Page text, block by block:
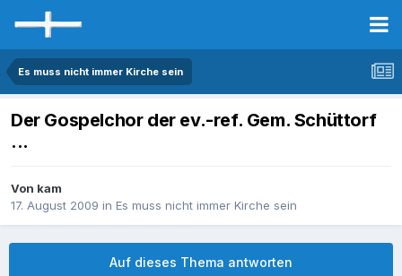
Es muss nicht immer Kirche sein
Der Gospelchor der ev.-ref. Gem. Schüttorf
...
Von kam
17. August 2009 in Es muss nicht immer Kirche sein
Auf dieses Thema antworten